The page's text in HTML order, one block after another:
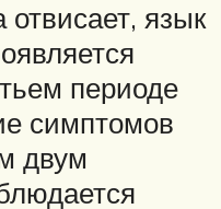
отвисает, язык
периоде
симптомов
двум